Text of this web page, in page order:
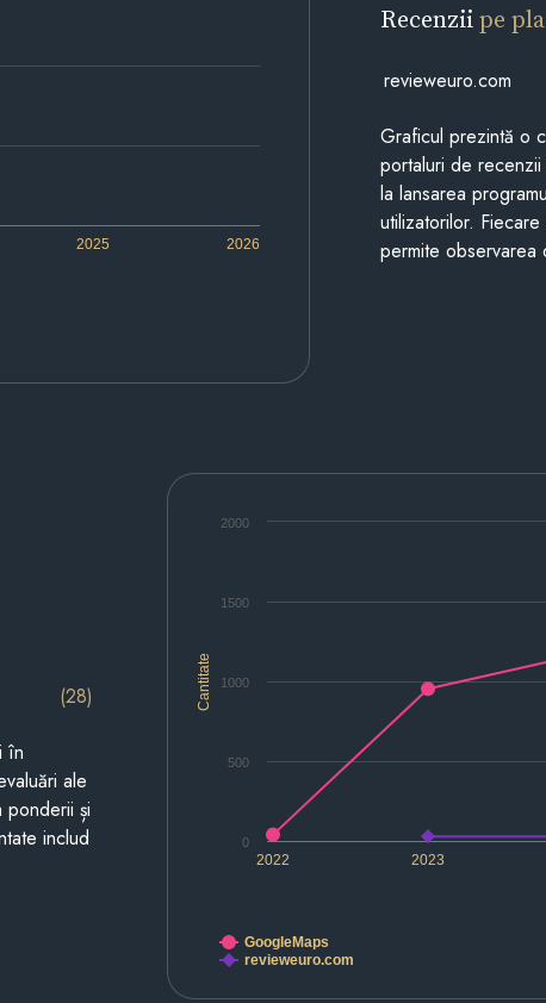
2025 2026
Recenziipe
revieweuro.com
Graficul prezintă o
portaluri de
la lansarea
utilizatorilor.
permite
Cantitate
2022 2023
0
500
1000
1500
2000
GoogleMaps
revieweuro.com
(28)
în
ale
și
includ